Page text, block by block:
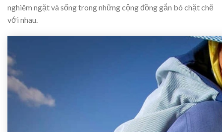
nghiêm ngặt và sống trong những cộng đồng gắn bó chặt chẽ
với nhau.